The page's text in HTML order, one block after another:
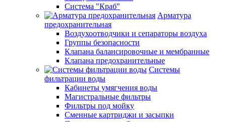
Система "Краб"
Арматура
предохранительная
Воздухоотводчики и сепараторы воздуха
Группы безопасности
Клапана балансировочные и мембранные
Клапана предохранительные
Системы
фильтрации воды
Кабинеты умягчения воды
Магистральные фильтры
Фильтры под мойку
Сменные картриджи и засыпки